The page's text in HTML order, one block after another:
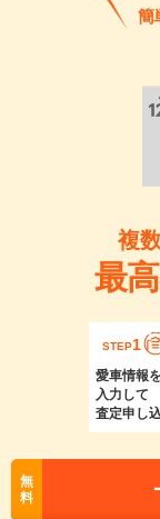
簡
複
最
STEP1
愛車情報
入力して
査定申し
無
料